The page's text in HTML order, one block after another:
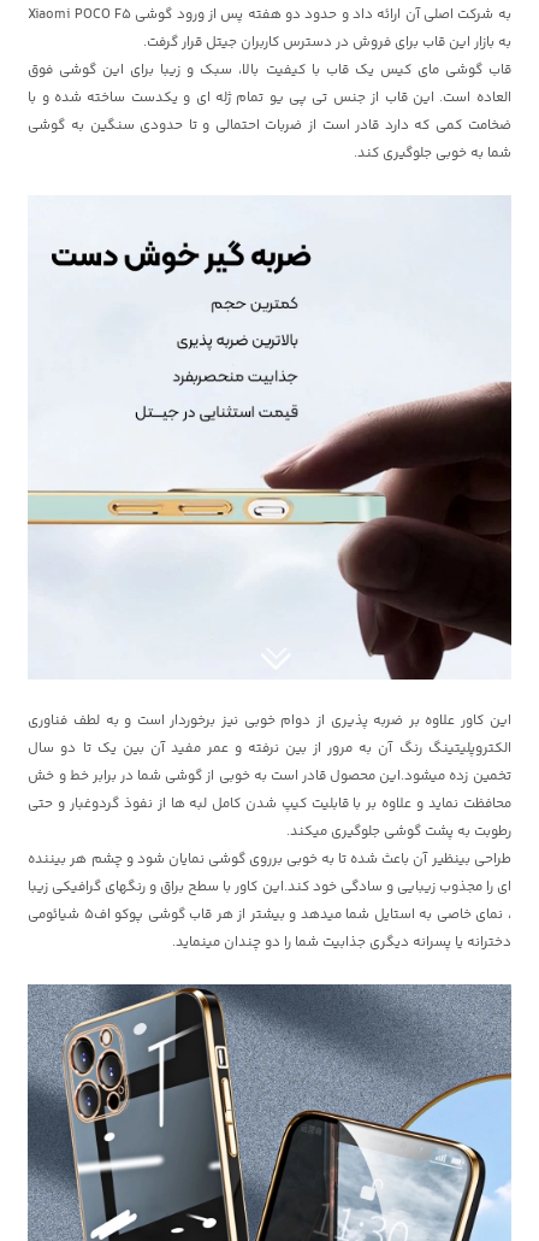
به شرکت اصلی آن ارائه داد و حدود دو هفته پس از ورود گوشی Xiaomi POCO F5
به بازار این قاب برای فروش در دسترس کاربران جیتل قرار گرفت.
قاب گوشی مای کیس یک قاب با کیفیت بالا، سبک و زیبا برای این گوشی فوق
العاده است. این قاب از جنس تی پی یو تمام ژله ای و یکدست ساخته شده و با
ضخامت کمی که دارد قادر است از ضربات احتمالی و تا حدودی سنگین به گوشی
شما به خوبی جلوگیری کند.
این کاور علاوه بر ضربه پذیری از دوام خوبی نیز برخوردار است و به لطف فناوری
الکتروپلیتینگ رنگ آن به مرور از بین نرفته و عمر مفید آن بین یک تا دو سال
تخمین زده میشود.این محصول قادر است به خوبی از گوشی شما در برابر خط و خش
محافظت نماید و علاوه بر با قابلیت کیپ شدن کامل لبه ها از نفوذ گردوغبار و حتی
رطوبت به پشت گوشی جلوگیری میکند.
طراحی بینظیر آن باعث شده تا به خوبی برروی گوشی نمایان شود و چشم هر بیننده
ای را مجذوب زیبایی و سادگی خود کند.این کاور با سطح براق و رنگهای گرافیکی زیبا
، نمای خاصی به استایل شما میدهد و بیشتر از هر قاب گوشی پوکو اف5 شیائومی
دخترانه یا پسرانه دیگری جذابیت شما را دو چندان مینماید.